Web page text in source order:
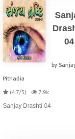
04
by
Pithadia
(4.7/5)
7.9k
Sanjay Drashti-04